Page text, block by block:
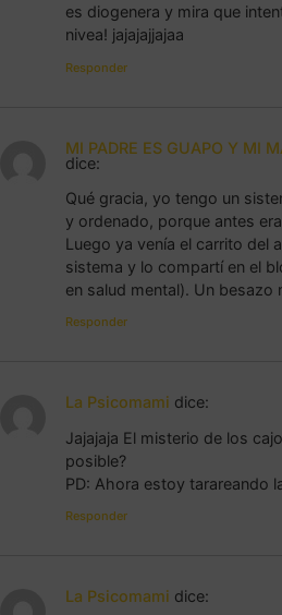
es diogenera y mira que
nivea! jajajajjajaa
Responder
MI PADRE ES GUAPO Y MI
dice:
Qué gracia, yo tengo un
y ordenado, porque antes
Luego ya venía el carrito del
sistema y lo compartí en el
en salud mental). Un besazo
Responder
La Psicomami dice:
Jajajaja El misterio de los
posible?
PD: Ahora estoy tarareando
Responder
La Psicomami dice: